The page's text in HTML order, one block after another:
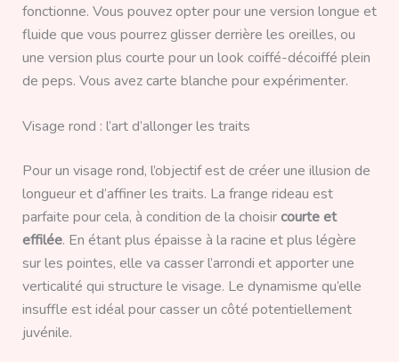
fonctionne. Vous pouvez opter pour une version longue et
fluide que vous pourrez glisser derrière les oreilles, ou
une version plus courte pour un look coiffé-décoiffé plein
de peps. Vous avez carte blanche pour expérimenter.
Visage rond : l’art d’allonger les traits
Pour un visage rond, l’objectif est de créer une illusion de
longueur et d’affiner les traits. La frange rideau est
parfaite pour cela, à condition de la choisircourte et
effilée. En étant plus épaisse à la racine et plus légère
sur les pointes, elle va casser l’arrondi et apporter une
verticalité qui structure le visage. Le dynamisme qu’elle
insuffle est idéal pour casser un côté potentiellement
juvénile.